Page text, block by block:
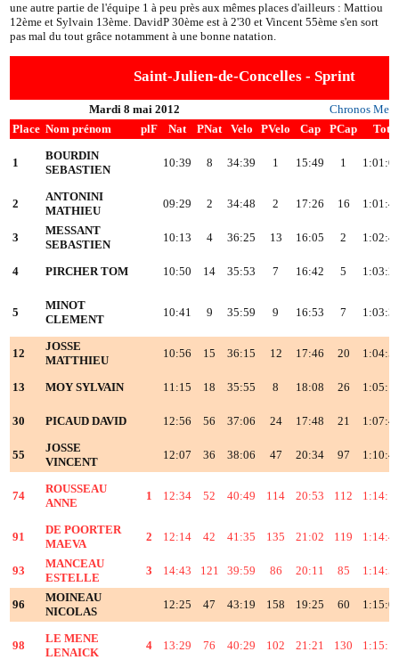
une autre partie de l'équipe 1 à peu près aux mêmes places d'ailleurs : Mattiou
12ème et Sylvain 13ème. DavidP 30ème est à 2'30 et Vincent 55ème s'en sort
pas mal du tout grâce notamment à une bonne natation.
Saint-Julien-de-Concelles - Sprint
Mardi 8 mai 2012
Chronos
Place Nom prénom plF Nat PNat Velo PVelo Cap PCap Tot
1
BOURDIN
SEBASTIEN
10:39 8 34:39 1 15:49 1
2
ANTONINI
MATHIEU
09:29 2 34:48 2 17:26 16
3
MESSANT
SEBASTIEN
10:13 4 36:25 13 16:05 2
4 PIRCHER TOM 10:50 14 35:53 7 16:42 5
5
MINOT
CLEMENT
10:41 9 35:59 9 16:53 7
12
JOSSE
MATTHIEU
10:56 15 36:15 12 17:46 20
13 MOY SYLVAIN 11:15 18 35:55 8 18:08 26
30 PICAUD DAVID 12:56 56 37:06 24 17:48 21
55
JOSSE
VINCENT
12:07 36 38:06 47 20:34 97
74
ROUSSEAU
ANNE
1 12:34 52 40:49 114 20:53 112
91
DE POORTER
MAEVA
2 12:14 42 41:35 135 21:02 119
93
MANCEAU
ESTELLE
3 14:43 121 39:59 86 20:11 85
96
MOINEAU
NICOLAS
12:25 47 43:19 158 19:25 60
98
LE MENE
LENAICK
4 13:29 76 40:29 102 21:21 130